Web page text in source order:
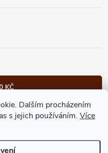
Dalším procházením
s jejich používáním. Více
KČ
Bonvolo - přidej se taky